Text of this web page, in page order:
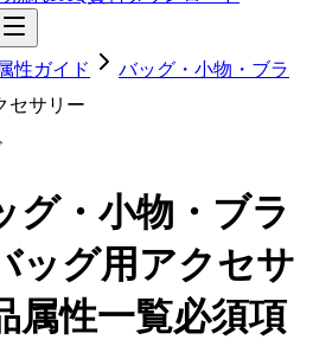
性ガイド
バッグ・小物・ブラ
セサリー
グ・小物・ブラ
ッグ用アクセサ
属性一覧必須項